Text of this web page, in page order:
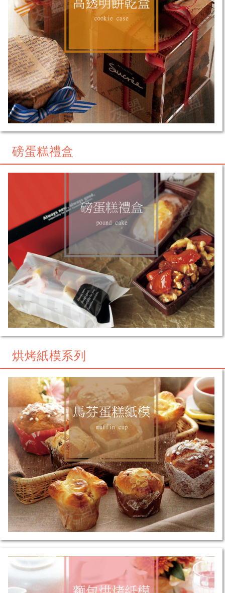
磅蛋糕禮盒
烘烤紙模系列